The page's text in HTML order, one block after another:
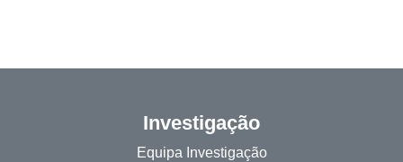
Investigação
Equipa Investigação